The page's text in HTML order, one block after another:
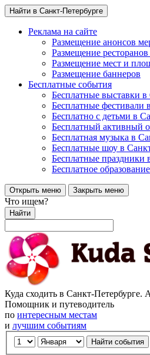
Найти в Санкт-Петербурге
Реклама на сайте
Размещение анонсов
Размещение
Размещение мест и
Размещение баннеров
Бесплатные события
Бесплатные выставки в
Бесплатные фестивали
Бесплатно с детьми в
Бесплатный активный
Бесплатная музыка в
Бесплатные шоу в
Бесплатные праздники
Бесплатное
Открыть меню Закрыть меню
Что ищем?
Найти
Куда сходить в Санкт-Петербурге.
Помощник и путеводитель
по интересным местам
и лучшим событиям